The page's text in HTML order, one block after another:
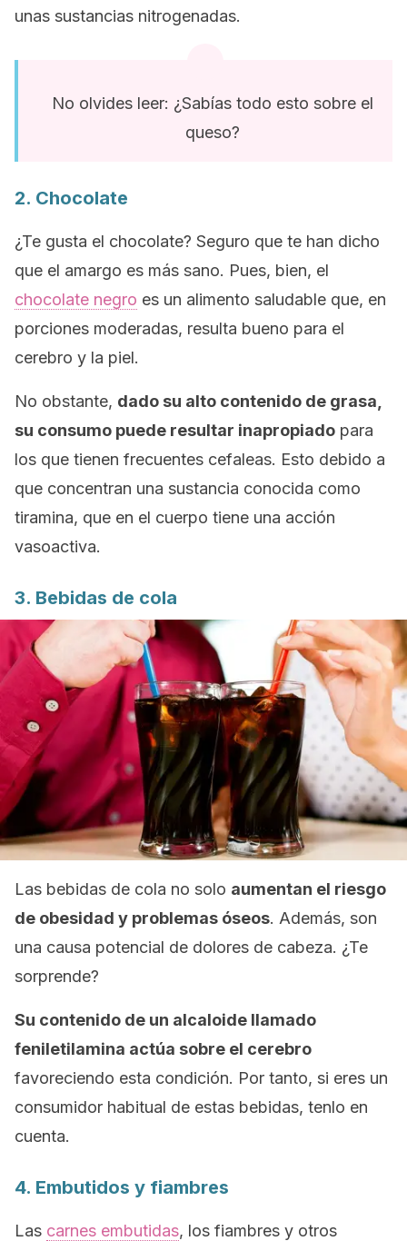
unas sustancias nitrogenadas.
No olvides leer: ¿Sabías todo esto sobre el
queso?
2. Chocolate
¿Te gusta el chocolate? Seguro que te han dicho
que el amargo es más sano. Pues, bien, el
chocolate negro es un alimento saludable que, en
porciones moderadas, resulta bueno para el
cerebro y la piel.
No obstante, dado su alto contenido de grasa,
su consumo puede resultar inapropiado para
los que tienen frecuentes cefaleas. Esto debido a
que concentran una sustancia conocida como
tiramina, que en el cuerpo tiene una acción
vasoactiva.
3. Bebidas de cola
Las bebidas de cola no solo aumentan el riesgo
de obesidad y problemas óseos. Además, son
una causa potencial de dolores de cabeza. ¿Te
sorprende?
Su contenido de un alcaloide llamado
feniletilamina actúa sobre el cerebro
favoreciendo esta condición. Por tanto, si eres un
consumidor habitual de estas bebidas, tenlo en
cuenta.
4. Embutidos y fiambres
Las carnes embutidas, los fiambres y otros